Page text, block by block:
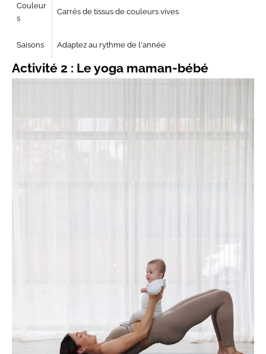
Couleur
s
Carrés de tissus de couleurs vives
Saisons Adaptez au rythme de l'année
Activité 2 : Le yoga maman-bébé